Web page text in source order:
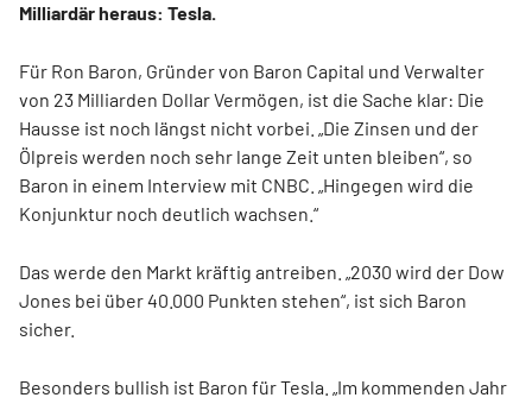
Milliardär heraus: Tesla.
Für Ron Baron, Gründer von Baron Capital und Verwalter
von 23 Milliarden Dollar Vermögen, ist die Sache klar: Die
Hausse ist noch längst nicht vorbei. „Die Zinsen und der
Ölpreis werden noch sehr lange Zeit unten bleiben“, so
Baron in einem Interview mit CNBC. „Hingegen wird die
Konjunktur noch deutlich wachsen.“
Das werde den Markt kräftig antreiben. „2030 wird der Dow
Jones bei über 40.000 Punkten stehen“, ist sich Baron
sicher.
Besonders bullish ist Baron für Tesla. „Im kommenden Jahr